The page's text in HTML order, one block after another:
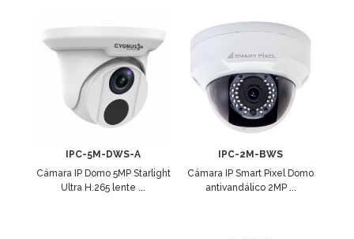
IPC-5M-DWS-A
Cámara IP Domo 5MP Starlight
Ultra H.265 lente ...
IPC-2M-BWS
Cámara IP Smart Pixel Domo
antivandálico 2MP ...